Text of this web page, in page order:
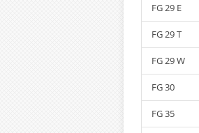
FG 29 E
FG 29 T
FG 29 W
FG 30
FG 35